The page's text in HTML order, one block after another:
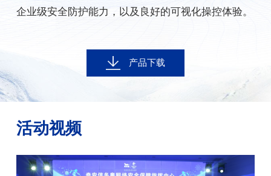
企业级安全防护能力，以及良好的可视化操控体验。
产品下载
活动视频